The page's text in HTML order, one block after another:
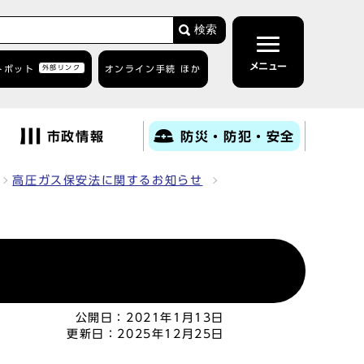
検索
ボット 外部リンク オンライン手続 ほか メニュー
市政情報 防災・防犯・安全
高圧ガス保安法に関するお知らせ
公開日： 2021年1月13日
更新日： 2025年12月25日